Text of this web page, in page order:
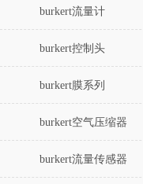
burkert流量计
burkert控制头
burkert膜系列
burkert空气压缩器
burkert流量传感器